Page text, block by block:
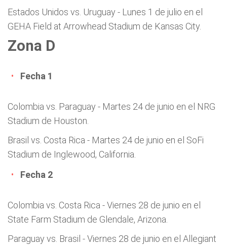
Estados Unidos vs. Uruguay - Lunes 1 de julio en el
GEHA Field at Arrowhead Stadium de Kansas City.
Zona D
Fecha 1
Colombia vs. Paraguay - Martes 24 de junio en el NRG
Stadium de Houston.
Brasil vs. Costa Rica - Martes 24 de junio en el SoFi
Stadium de Inglewood, California.
Fecha 2
Colombia vs. Costa Rica - Viernes 28 de junio en el
State Farm Stadium de Glendale, Arizona.
Paraguay vs. Brasil - Viernes 28 de junio en el Allegiant